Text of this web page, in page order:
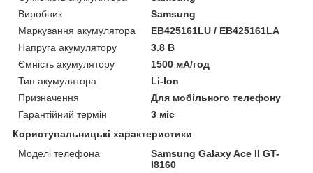
Виробник
Samsung
Маркування акумулятора
EB425161LU / EB425161LA
Напруга акумулятору
3.8 В
Ємність акумулятору
1500 мА/год
Тип акумулятора
Li-Ion
Призначення
Для мобільного телефону
Гарантійний термін
3 міс
Користувальницькі характеристики
Моделі телефона
Samsung Galaxy Ace II GT-
I8160